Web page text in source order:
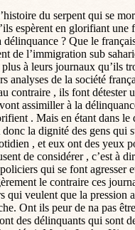
du serpent qui se
espèrent en glorifiant une
délinquance ? Que le
de l’immigration sub
plus à leurs journaux qu’ils
analyses de la société
contraire , ils font détester
assimiller à la
. Mais en étant dans le
donc la dignité des gens qui
, et eux ont des yeux
de considérer , c’est à
qui se font agresser
le contraire ces
qui veulent que la pression
Ont ils peur de na pas
des délinquants qui sont